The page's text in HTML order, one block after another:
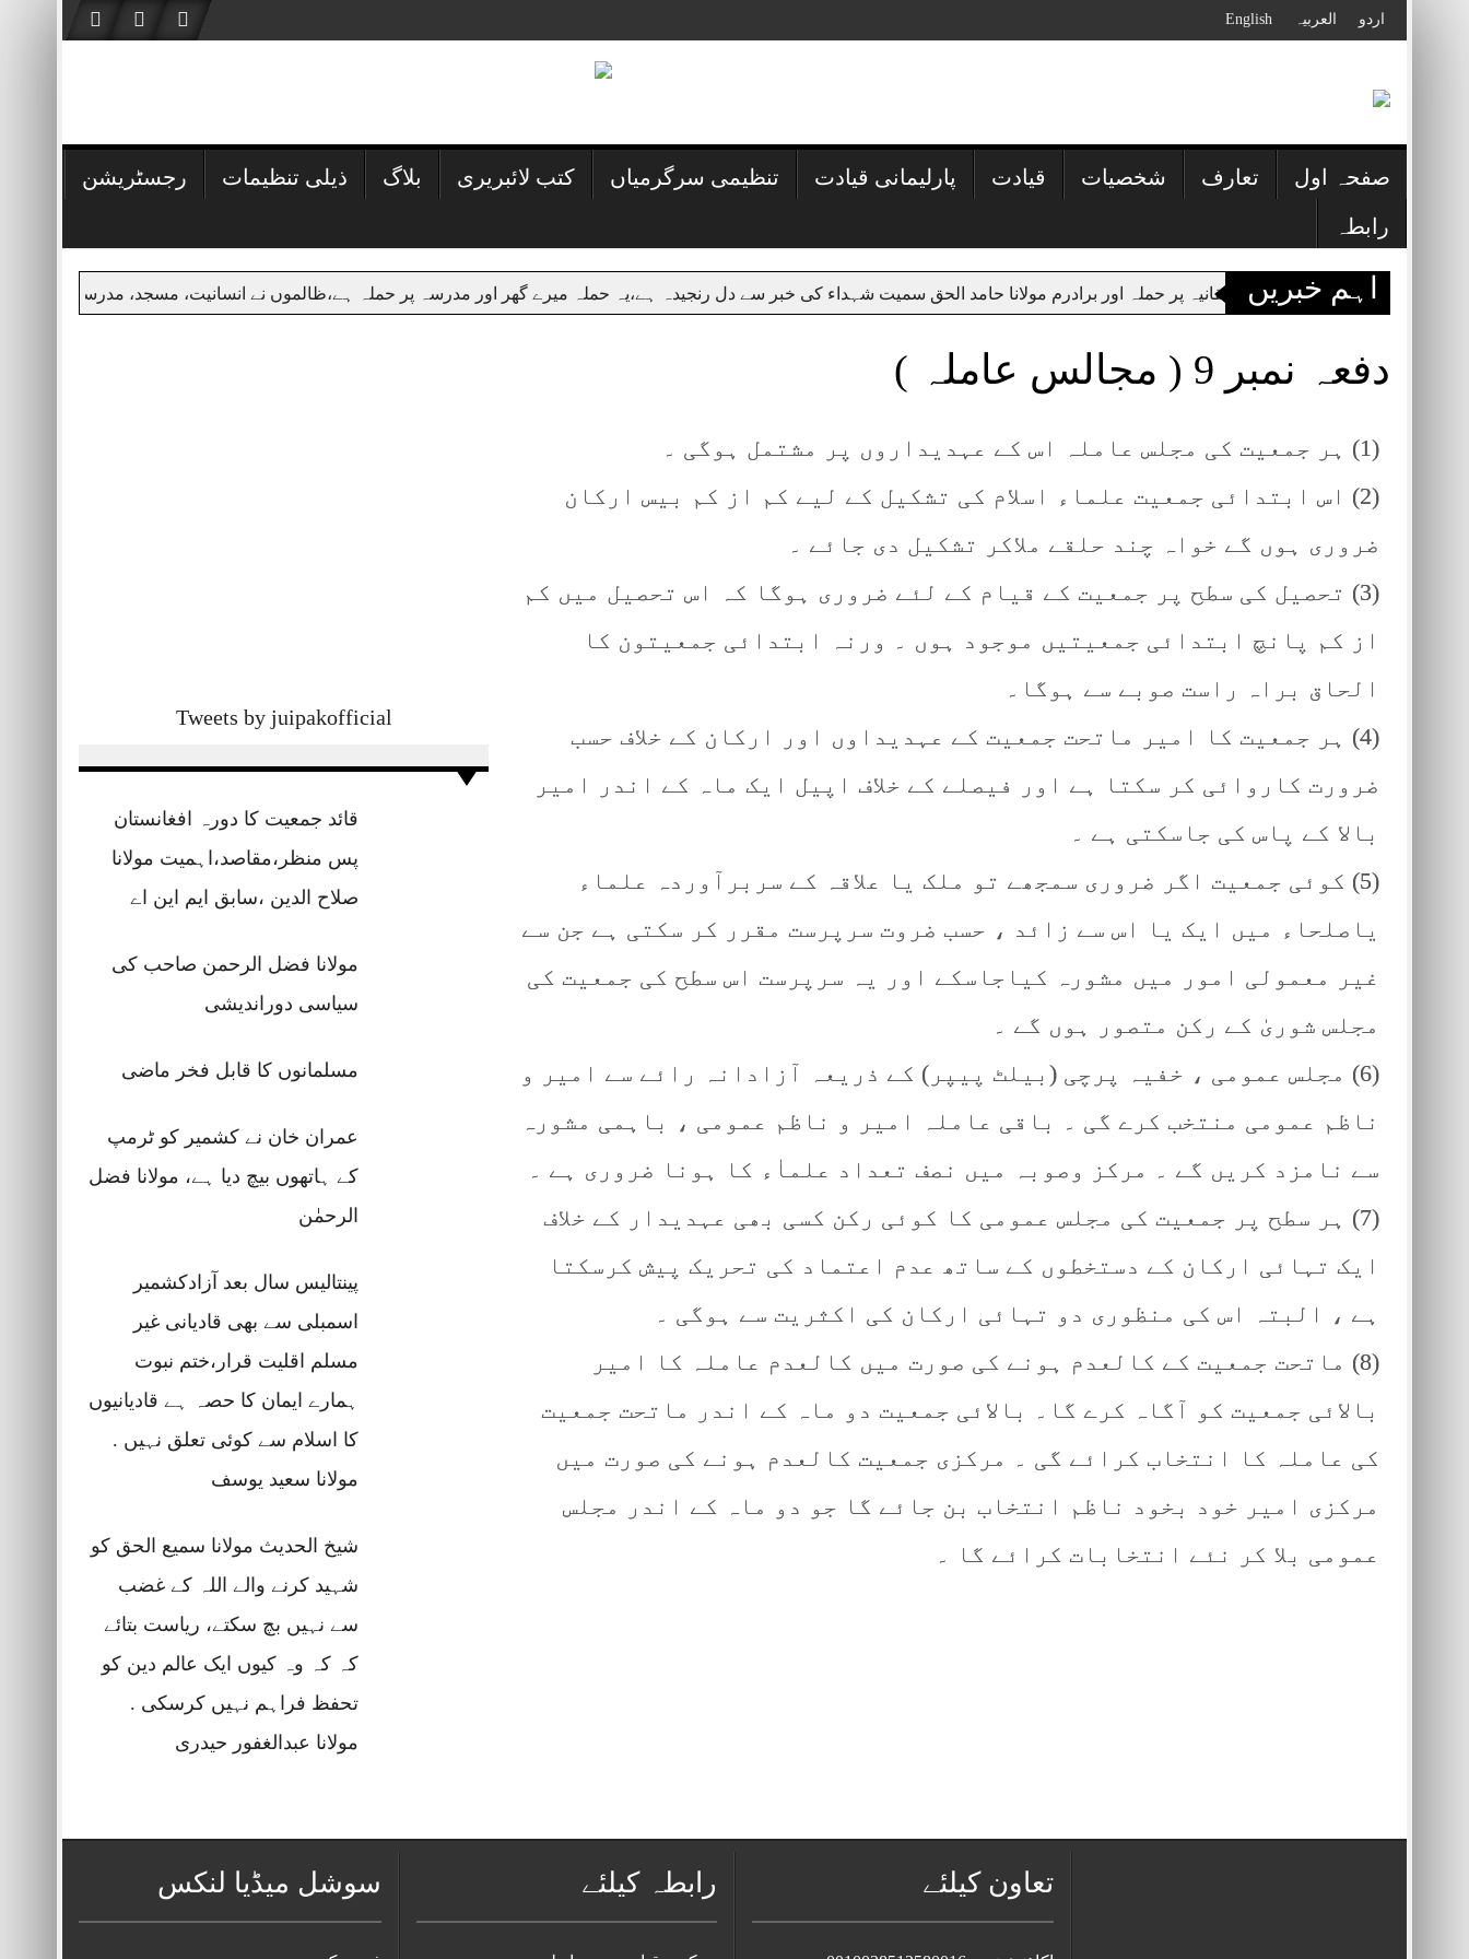
to
content
اردو العربیہ English
صفحہ اول تعارف شخصیات قیادت پارلیمانی قیادت تنظیمی سرگرمیاں کتب لائبریری بلاگ ذیلی تنظیمات رجسٹریشن
رابطہ
اہم خبریں
علمی دارالعلوم حقانیہ پر حملہ اور برادرم مولانا حامد الحق سمیت شہداء کی خبر سے دل رنجیدہ ہے،یہ حملہ میرے گھر اور مدرسہ پر حملہ ہے،ظالموں نے انسانیت، مسجد، مدرسے اور جمعہ کی
Tweets by juipakofficial
قائد جمعیت کا دورہ افغانستان
پس منظر،مقاصد،اہمیت مولانا
صلاح الدین ،سابق ایم این اے
مولانا فضل الرحمن صاحب کی
سیاسی دوراندیشی
مسلمانوں کا قابل فخر ماضی
عمران خان نے کشمیر کو ٹرمپ
کے ہاتھوں بیچ دیا ہے، مولانا فضل
الرحمٰن
پینتالیس سال بعد آزادکشمیر
اسمبلی سے بھی قادیانی غیر
مسلم اقلیت قرار،ختم نبوت
ہمارے ایمان کا حصہ ہے قادیانیوں
کا اسلام سے کوئی تعلق نہیں .
مولانا سعید یوسف
شیخ الحدیث مولانا سمیع الحق کو
شہید کرنے والے اللہ کے غضب
سے نہیں بچ سکتے، ریاست بتائے
کہ کہ وہ کیوں ایک عالم دین کو
تحفظ فراہم نہیں کرسکی .
مولانا عبدالغفور حیدری
دفعہ نمبر 9 ( مجالس عاملہ )
(1) ہر جمعیت کی مجلس عاملہ اس کے عہدیداروں پر مشتمل ہوگی ۔
(2) اس ابتدائی جمعیت علماء اسلام کی تشکیل کے لیے کم از کم بیس ارکان
ضروری ہوں گے خواہ چند حلقے ملاکر تشکیل دی جائے ۔
(3) تحصیل کی سطح پر جمعیت کے قیام کے لئے ضروری ہوگا کہ اس تحصیل میں کم
از کم پانچ ابتدائی جمعیتیں موجود ہوں ۔ ورنہ ابتدائی جمعیتون کا
الحاق براہ راست صوبے سے ہوگا۔
(4) ہر جمعیت کا امیر ماتحت جمعیت کے عہدیداوں اور ارکان کے خلاف حسب
ضرورت کاروائی کر سکتا ہے اور فیصلے کے خلاف اپیل ایک ماہ کے اندر امیر
بالا کے پاس کی جاسکتی ہے ۔
(5) کوئی جمعیت اگر ضروری سمجھے تو ملک یا علاقہ کے سربرآوردہ علماء
یاصلحاء میں ایک یا اس سے زائد ، حسب ضروت سرپرست مقرر کر سکتی ہے جن سے
غیر معمولی امور میں مشورہ کیاجاسکے اور یہ سرپرست اس سطح کی جمعیت کی
مجلس شوریٰ کے رکن متصور ہوں گے ۔
(6) مجلس عمومی ، خفیہ پرچی (بیلٹ پیپر) کے ذریعہ آزادانہ رائے سے امیر و
ناظم عمومی منتخب کرے گی ۔ باقی عاملہ امیر و ناظم عمومی ، باہمی مشورہ
سے نامزد کریں گے ۔ مرکز وصوبہ میں نصف تعداد علماٰء کا ہونا ضروری ہے ۔
(7) ہر سطح پر جمعیت کی مجلس عمومی کا کوئی رکن کسی بھی عہدیدار کے خلاف
ایک تہائی ارکان کے دستخطوں کے ساتھ عدم اعتماد کی تحریک پیش کرسکتا
ہے ، البتہ اس کی منظوری دو تہائی ارکان کی اکثریت سے ہوگی ۔
(8) ماتحت جمعیت کے کالعدم ہونے کی صورت میں کالعدم عاملہ کا امیر
بالائی جمعیت کو آگاہ کرے گا۔ بالائی جمعیت دو ماہ کے اندر ماتحت جمعیت
کی عاملہ کا انتخاب کرائے گی ۔ مرکزی جمعیت کالعدم ہونے کی صورت میں
مرکزی امیر خود بخود ناظم انتخاب بن جائے گا جو دو ماہ کے اندر مجلس
عمومی بلا کر نئے انتخابات کرائے گا ۔
سوشل میڈیا لنکس رابطہ کیلئے تعاون کیلئے